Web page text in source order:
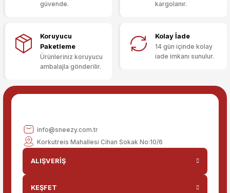
Ürün fiyatı diğer sitelerden daha pahalı.
Bu ürüne benzer farklı alternatifler olmalı.
güvende.
kargolanır.
Koruyucu
Paketleme
Ürünleriniz koruyucu
ambalajla gönderilir.
Kolay İade
14 gün içinde kolay
iade imkanı sunulur.
info@sneezy.com.tr
Korkutreis Mahallesi Cihan Sokak No:10/6
ALIŞVERİŞ
KEŞFET